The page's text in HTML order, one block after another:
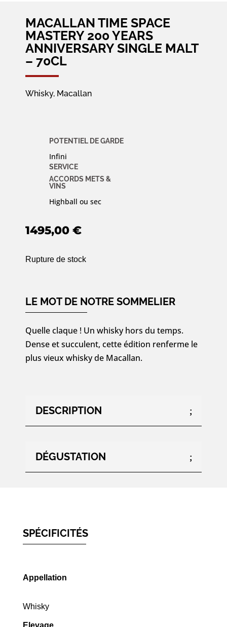
MACALLAN TIME SPACE
MASTERY 200 YEARS
ANNIVERSARY SINGLE MALT
– 70CL
Whisky, Macallan
POTENTIEL DE GARDE
Infini
SERVICE
ACCORDS METS &
VINS
Highball ou sec
1495,00 €
Rupture de stock
LE MOT DE NOTRE SOMMELIER
Quelle claque ! Un whisky hors du temps.
Dense et succulent, cette édition renferme le
plus vieux whisky de Macallan.
DESCRIPTION
DÉGUSTATION
SPÉCIFICITÉS
Appellation
Whisky
Elevage